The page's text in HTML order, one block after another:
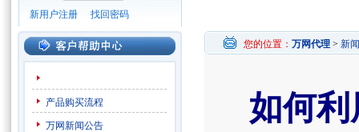
新用户注册
找回密码
产品购买流程
万网新闻公告
您的位置： 万网代理 > 新
如何